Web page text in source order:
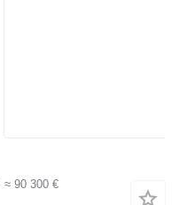
≈ 90 300 €